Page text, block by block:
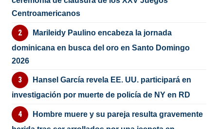
Centroamericanos
Marileidy Paulino encabeza la jornada
dominicana en busca del oro en Santo Domingo
2026
Hansel García revela EE. UU. participará en
investigación por muerte de policía de NY en RD
Hombre muere y su pareja resulta gravemente